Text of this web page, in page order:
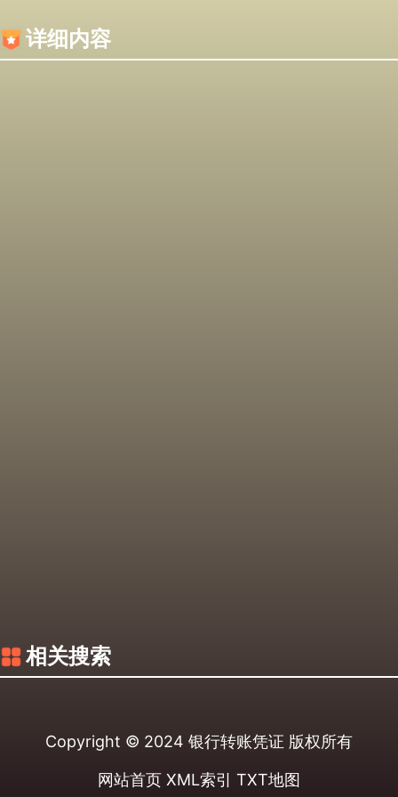
详细内容
相关搜索
Copyright © 2024 银行转账凭证 版权所有
网站首页 XML索引 TXT地图